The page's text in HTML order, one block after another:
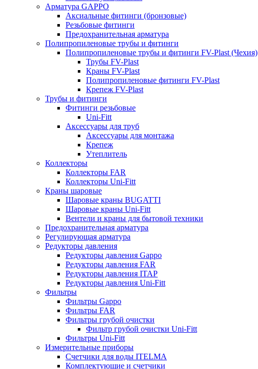
Арматура GAPPO
Аксиальные фитинги (бронзовые)
Резьбовые фитинги
Предохранительная арматура
Полипропиленовые трубы и фитинги
Полипропиленовые трубы и фитинги FV-Plast (Чехия)
Трубы FV-Plast
Краны FV-Plast
Полипропиленовые фитинги FV-Plast
Крепеж FV-Plast
Трубы и фитинги
Фитинги резьбовые
Uni-Fitt
Аксессуары для труб
Аксессуары для монтажа
Крепеж
Утеплитель
Коллекторы
Коллекторы FAR
Коллекторы Uni-Fitt
Краны шаровые
Шаровые краны BUGATTI
Шаровые краны Uni-Fitt
Вентели и краны для бытовой техники
Предохранительная арматура
Регулирующая арматура
Редукторы давления
Редукторы давления Gappo
Редукторы давления FAR
Редукторы давления ITAP
Редукторы давления Uni-Fitt
Фильтры
Фильтры Gappo
Фильтры FAR
Фильтры грубой очистки
Фильтр грубой очистки Uni-Fitt
Фильтры Uni-Fitt
Измерительные приборы
Счетчики для воды ITELMA
Комплектующие и счетчики